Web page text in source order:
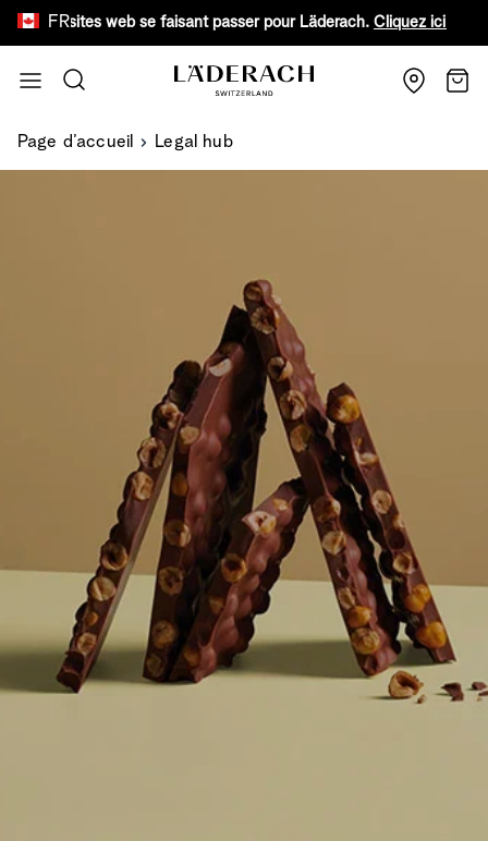
FR
faux sites web se faisant passer pour Läderach.Cliquez ici pour
Recherche
Page d’accueil Legal hub